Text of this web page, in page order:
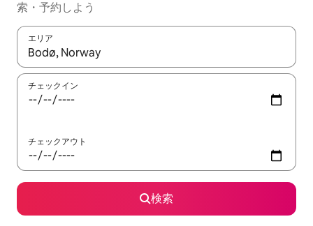
索・予約しよう
エリア
検索結果が表示されたら、上下の矢印キーを使って移動するか
チェックイン
チェックアウト
検索